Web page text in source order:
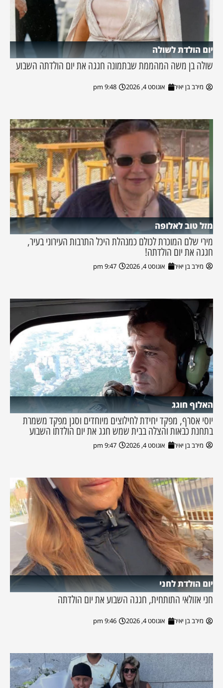
יום הולדת לשולה
שולה בן משה המהממת שבתמונה חגגה את יום הולדתה השבוע
מירב בן יאיר אוגוסט 4, 2026 9:48 pm
מזל טוב לאלופה
מירי שלם המוכרת לכולם כמנהלת היכל התרבות העירוני בעיר,
חגגה את יום הולדתה!
מירב בן יאיר אוגוסט 4, 2026 9:47 pm
האלוף חוגג
יוסי אסרף, מפקד יחידת לחילוצים מיוחדים וסגן מפקד משמרת
בתחנת כבאות והצלה בבית שמש חגג את יום הולדתו השבוע
מירב בן יאיר אוגוסט 4, 2026 9:47 pm
יום הולדת לחני
חני אזולאי התותחית, חגגה השבוע את יום הולדתה
מירב בן יאיר אוגוסט 4, 2026 9:46 pm